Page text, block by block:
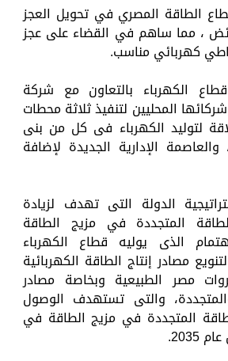
الطاقة المصري في تحويل العجز
، مما ساهم في القضاء على عجز
كهربائي مناسب.
الكهرباء بالتعاون مع شركة
المحليين لتنفيذ ثلاثة محطات
لتوليد الكهرباء فى كل من بنى
الإدارية الجديدة لإضافة
الدولة التى تهدف لزيادة
المتجددة في مزيج الطاقة
الذى يوليه قطاع الكهرباء
مصادر إنتاج الطاقة الكهربائية
مصر الطبيعية وبخاصة مصادر
والتى تستهدف الوصول
المتجددة في مزيج الطاقة في